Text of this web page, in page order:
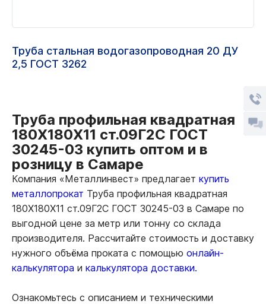
Труба стальная водогазопроводная 20 ДУ
2,5 ГОСТ 3262
Труба профильная квадратная
180Х180Х11 ст.09Г2С ГОСТ
30245-03 купить оптом и в
розницу в Самаре
Компания «Металлинвест» предлагает купить
металлопрокат Труба профильная квадратная
180Х180Х11 ст.09Г2С ГОСТ 30245-03 в Самаре по
выгодной цене за метр или тонну со склада
производителя. Рассчитайте стоимость и доставку
нужного объёма проката с помощью онлайн-
калькулятора и калькулятора доставки.
Ознакомьтесь с описанием и техническими